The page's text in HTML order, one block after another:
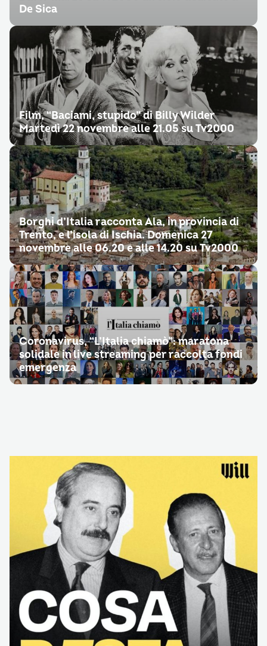
De Sica
Film, “Baciami, stupido” di Billy Wilder
Martedì 22 novembre alle 21.05 su Tv2000
Borghi d’Italia racconta Ala, in provincia di
Trento, e l’isola di Ischia. Domenica 27
novembre alle 06.20 e alle 14.20 su Tv2000
Coronavirus, “L’Italia chiamò”: maratona
solidale in live streaming per raccolta fondi
emergenza